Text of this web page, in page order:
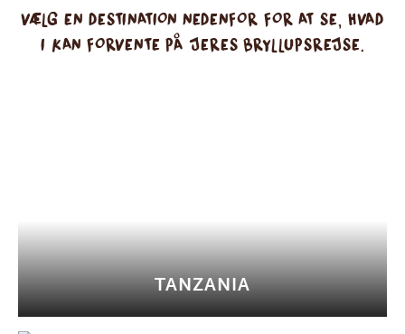
VÆLG EN DESTINATION NEDENFOR FOR AT SE, HVAD
I KAN FORVENTE PÅ JERES BRYLLUPSREJSE.
TANZANIA